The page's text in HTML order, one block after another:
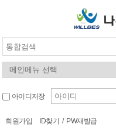
아이디저장
회원가입 ID찾기 / PW재발급